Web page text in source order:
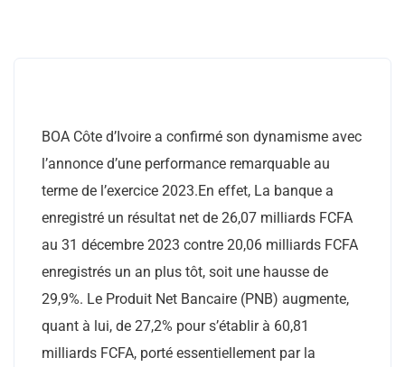
BOA Côte d’Ivoire a confirmé son dynamisme avec
l’annonce d’une performance remarquable au
terme de l’exercice 2023.En effet, La banque a
enregistré un résultat net de 26,07 milliards FCFA
au 31 décembre 2023 contre 20,06 milliards FCFA
enregistrés un an plus tôt, soit une hausse de
29,9%. Le Produit Net Bancaire (PNB) augmente,
quant à lui, de 27,2% pour s’établir à 60,81
milliards FCFA, porté essentiellement par la